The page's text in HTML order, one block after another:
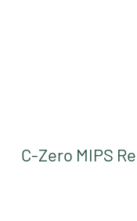
C-Zero MIPS